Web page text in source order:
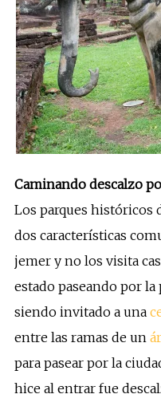
Caminando descalzo
Los parques históricos
dos características
jemer y no los visita
estado paseando por
siendo invitado a una
entre las ramas de un
para pasear por la
hice al entrar fue